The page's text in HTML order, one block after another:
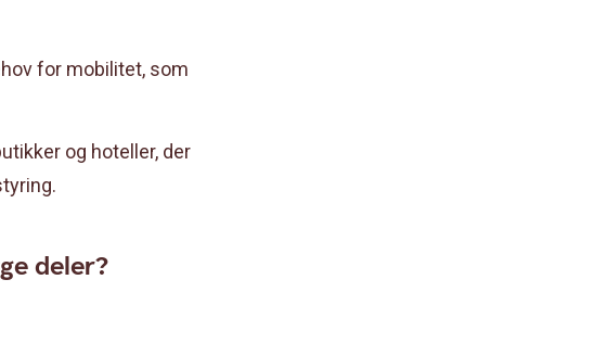
for mobilitet, som
og hoteller, der
deler?